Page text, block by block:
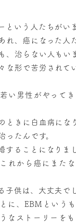
という人たちがいま
れ、癌になった人
、治らない人もい
な形で苦労されて
い男性がやってき
ときに白血病にな
たんです。
ることになりま
れから癌にまたな
供は、大丈夫で
に、EBMという
なストーリーをも